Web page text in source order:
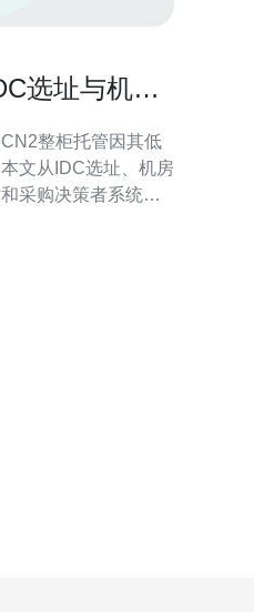
选址与机房
整柜托管因其低
文从IDC选址、机房
采购决策者系统评